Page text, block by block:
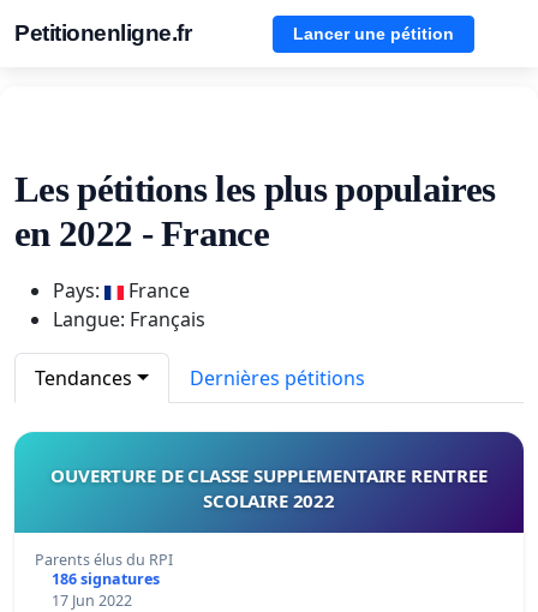
Petitionenligne.fr Lancer une pétition
Les pétitions les plus populaires
en 2022 - France
Pays:
France
Langue: Français
Tendances Dernières pétitions
OUVERTURE DE CLASSE SUPPLEMENTAIRE RENTREE
SCOLAIRE 2022
Parents élus du RPI
186 signatures
17 Jun 2022